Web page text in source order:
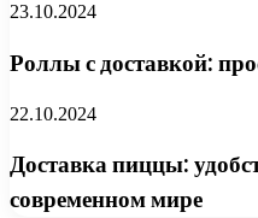
23.10.2024
Роллы с доставкой:
22.10.2024
Доставка пиццы:
современном мире